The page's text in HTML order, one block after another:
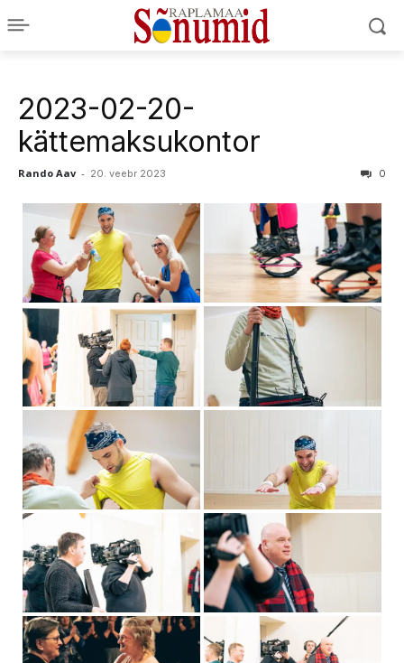
2023-02-20-
kättemaksukontor
Rando Aav - 20. veebr 2023 0